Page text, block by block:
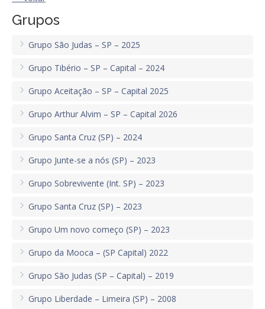
LITERATURA
PERGUNTAS E RESPOSTAS
CONTATO
HISTÓRIA DE CCA/BR
Grupos
Grupo São Judas – SP – 2025
Grupo Tibério – SP – Capital – 2024
Grupo Aceitação – SP – Capital 2025
Grupo Arthur Alvim – SP – Capital 2026
Grupo Santa Cruz (SP) – 2024
Grupo Junte-se a nós (SP) – 2023
Grupo Sobrevivente (Int. SP) – 2023
Grupo Santa Cruz (SP) – 2023
Grupo Um novo começo (SP) – 2023
Grupo da Mooca – (SP Capital) 2022
Grupo São Judas (SP – Capital) – 2019
Grupo Liberdade – Limeira (SP) – 2008